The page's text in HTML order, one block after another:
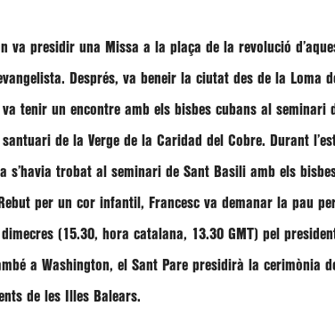
va presidir una Missa a la plaça de la revolució
Després, va beneir la ciutat des de la
tenir un encontre amb els bisbes cubans al
de la Verge de la Caridad del Cobre. Durant
s’havia trobat al seminari de Sant Basili amb els
per un cor infantil, Francesc va demanar la pau
(15.30, hora catalana, 13.30 GMT) pel
a Washington, el Sant Pare presidirà la cerimònia
de les Illes Balears.